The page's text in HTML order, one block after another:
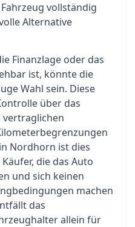
vollständig
Alternative
Finanzlage oder das
ist, könnte die
Wahl sein. Diese
über das
vertraglichen
Nordhorn ist dies
die das Auto
und sich keinen
machen
das
allein für